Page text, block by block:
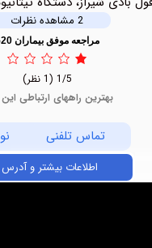
مراجعه موفق بیماران 520
بهترین راههای ارتباطی این دکتر
تماس تلفنی نوبت دهی
اطلاعات بیشتر و آدرس